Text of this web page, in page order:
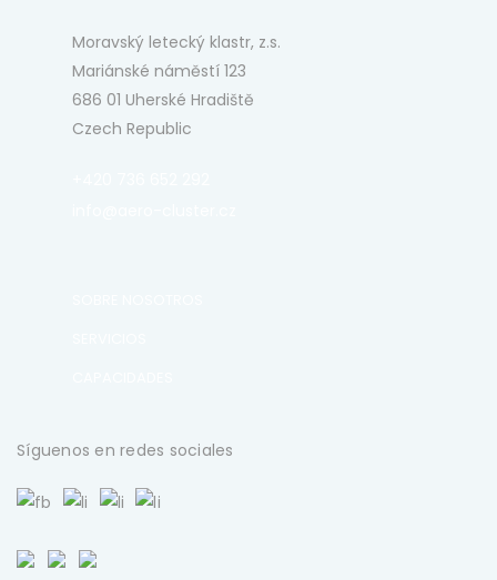
Moravský letecký klastr, z.s.
Mariánské náměstí 123
686 01 Uherské Hradiště
Czech Republic
Síguenos en redes sociales